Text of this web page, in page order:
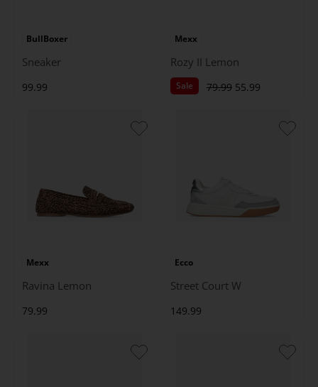
BullBoxer
Sneaker
99.99
Mexx
Rozy II Lemon
Sale 79.99 55.99
Mexx
Ravina Lemon
79.99
Ecco
Street Court W
149.99